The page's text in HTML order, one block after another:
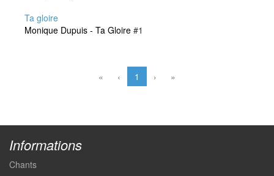
Ta gloire
Monique Dupuis - Ta Gloire #1
« ‹ 1 › »
Informations
Chants